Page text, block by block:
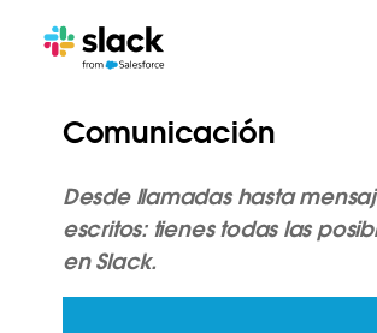
Comunicación
Desde llamadas hasta
escritos: tienes todas las
en Slack.